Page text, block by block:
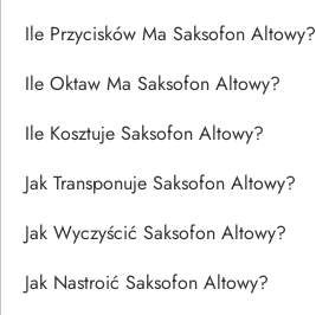
Ile Przycisków Ma Saksofon Altowy?
Ile Oktaw Ma Saksofon Altowy?
Ile Kosztuje Saksofon Altowy?
Jak Transponuje Saksofon Altowy?
Jak Wyczyścić Saksofon Altowy?
Jak Nastroić Saksofon Altowy?